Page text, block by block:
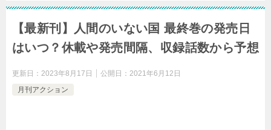
【最新刊】人間のいない国 最終巻の発売日
はいつ？休載や発売間隔、収録話数から予想
更新日： 2023年8月17日 公開日： 2021年6月12日
月刊アクション